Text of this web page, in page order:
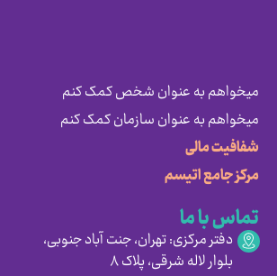
میخواهم به عنوان شخص کمک کنم
میخواهم به عنوان سازمان کمک کنم
شفافیت مالی
مرکز جامع اتیسم
تماس با ما
دفتر مرکزی: تهران، جنت آباد جنوبی،
بلوار لاله شرقی، پلاک ۸